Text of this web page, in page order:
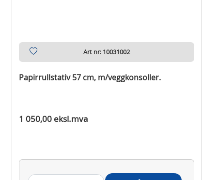
Art nr: 10031002
Papirrullstativ 57 cm, m/veggkonsoller.
1 050,00 eksl.mva